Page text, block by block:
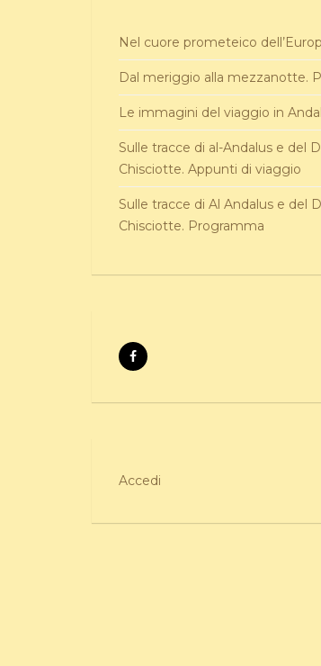
Nel cuore prometeico
Dal meriggio alla mezzanotte.
Le immagini del viaggio in
Sulle tracce di al-Andalus e del
Chisciotte. Appunti di viaggio
Sulle tracce di Al Andalus e del
Chisciotte. Programma
Accedi